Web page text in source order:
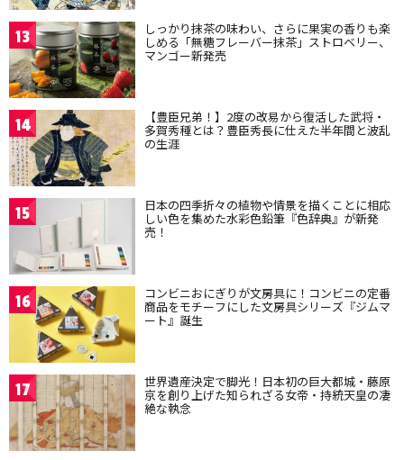
13 しっかり抹茶の味わい、さらに果実の香りも楽
しめる「無糖フレーバー抹茶」ストロベリー、
マンゴー新発売
14 【豊臣兄弟！】2度の改易から復活した武将・
多賀秀種とは？豊臣秀長に仕えた半年間と波乱
の生涯
15 日本の四季折々の植物や情景を描くことに相応
しい色を集めた水彩色鉛筆『色辞典』が新発
売！
16 コンビニおにぎりが文房具に！コンビニの定番
商品をモチーフにした文房具シリーズ『ジムマ
ート』誕生
17 世界遺産決定で脚光！日本初の巨大都城・藤原
京を創り上げた知られざる女帝・持統天皇の凄
絶な執念